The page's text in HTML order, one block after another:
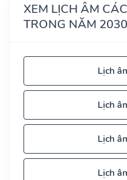
XEM LỊCH ÂM
TRONG NĂM 2030
Lịch
Lịch
Lịch
Lịch